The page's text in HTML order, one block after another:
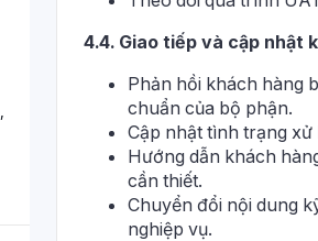
4.4. Giao tiếp và cập nhật
Phản hồi khách hàng
chuẩn của bộ phận.
Cập nhật tình trạng
Hướng dẫn khách
cần thiết.
Chuyển đổi nội dung
nghiệp vụ.